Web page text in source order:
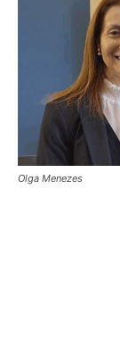
Olga Menezes